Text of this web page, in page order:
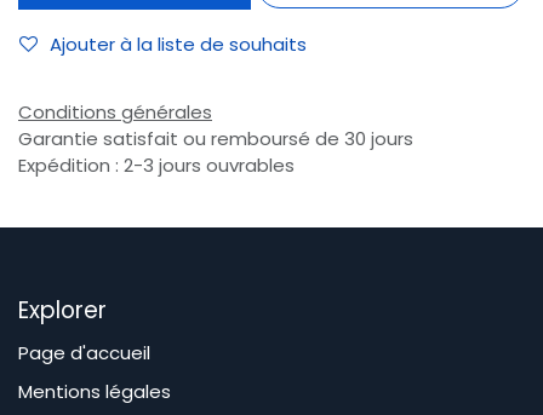
Ajouter à la liste de souhaits
Conditions générales
Garantie satisfait ou remboursé de 30 jours
Expédition : 2-3 jours ouvrables
Explorer
Page d'accueil
Mentions légales